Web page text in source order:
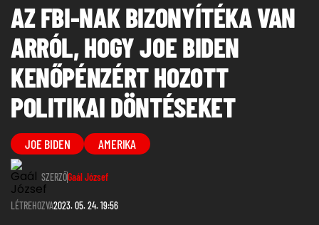
AZ FBI-NAK BIZONYÍTÉKA VAN
ARRÓL, HOGY JOE BIDEN
KENŐPÉNZÉRT HOZOTT
POLITIKAI DÖNTÉSEKET
JOE BIDEN AMERIKA
SZERZŐGaál József
LÉTREHOZVA2023. 05. 24. 19:56